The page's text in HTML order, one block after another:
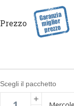
Prezzo
Scegli il pacchetto
+